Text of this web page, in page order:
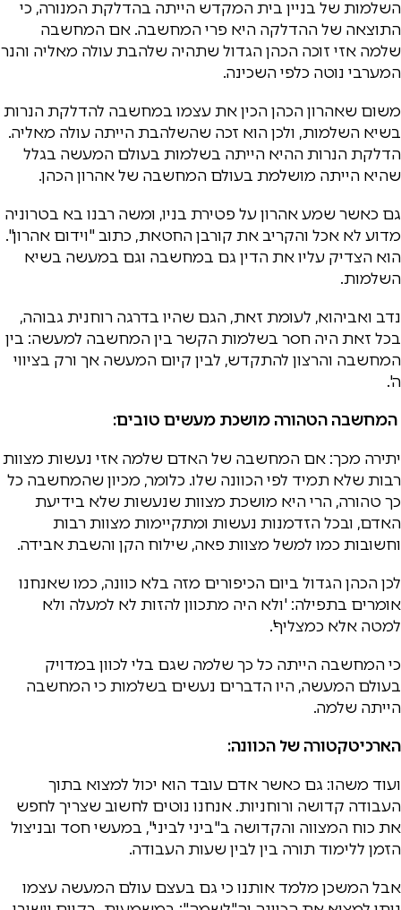
השלמות של בניין בית המקדש הייתה בהדלקת המנורה, כי
התוצאה של ההדלקה היא פרי המחשבה. אם המחשבה
שלמה אזי זוכה הכהן הגדול שתהיה שלהבת עולה מאליה והנר
המערבי נוטה כלפי השכינה.
משום שאהרון הכהן הכין את עצמו במחשבה להדלקת הנרות
בשיא השלמות, ולכן הוא זכה שהשלהבת הייתה עולה מאליה.
הדלקת הנרות ההיא הייתה בשלמות בעולם המעשה בגלל
שהיא הייתה מושלמת בעולם המחשבה של אהרון הכהן.
גם כאשר שמע אהרון על פטירת בניו, ומשה רבנו בא בטרוניה
מדוע לא אכל והקריב את קורבן החטאת, כתוב "וידום אהרון".
הוא הצדיק עליו את הדין גם במחשבה וגם במעשה בשיא
השלמות.
נדב ואביהוא, לעומת זאת, הגם שהיו בדרגה רוחנית גבוהה,
בכל זאת היה חסר בשלמות הקשר בין המחשבה למעשה: בין
המחשבה והרצון להתקדש, לבין קיום המעשה אך ורק בציווי
ה'.
המחשבה הטהורה מושכת מעשים טובים:
יתירה מכך: אם המחשבה של האדם שלמה אזי נעשות מצוות
רבות שלא תמיד לפי הכוונה שלו. כלומר, מכיון שהמחשבה כל
כך טהורה, הרי היא מושכת מצוות שנעשות שלא בידיעת
האדם, ובכל הזדמנות נעשות ומתקיימות מצוות רבות
וחשובות כמו למשל מצוות פאה, שילוח הקן והשבת אבידה.
לכן הכהן הגדול ביום הכיפורים מזה בלא כוונה, כמו שאנחנו
אומרים בתפילה: 'ולא היה מתכוון להזות לא למעלה ולא
למטה אלא כמצליף'.
כי המחשבה הייתה כל כך שלמה שגם בלי לכוון במדויק
בעולם המעשה, היו הדברים נעשים בשלמות כי המחשבה
הייתה שלמה.
הארכיטקטורה של הכוונה:
ועוד משהו: גם כאשר אדם עובד הוא יכול למצוא בתוך
העבודה קדושה ורוחניות. אנחנו נוטים לחשוב שצריך לחפש
את כוח המצווה והקדושה ב"ביני לביני", במעשי חסד ובניצול
הזמן ללימוד תורה בין לבין שעות העבודה.
אבל המשכן מלמד אותנו כי גם בעצם עולם המעשה עצמו